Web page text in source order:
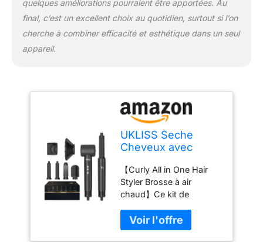
cheveux semi-secs /
cheveux normaux,
adapté au coiffage. ➤ 3 :
bouclés, adapté à
l'utilisation hivernale,
cheveux secs
rapidement. air hairstyler
Répondez à tous vos
style, soyez la reine la
plus rayonnante. 【Un
design unique】Le set 6
un sèche-cheveux avec
le design populaire de la
quelques améliorations pourraient être apportées. Au
final, c’est un excellent choix au quotidien, surtout si l’on
cherche à combiner efficacité et esthétique dans un seul
appareil.
UKLISS Seche
Cheveux avec
TR/MIM, Nouveau
Brosse Soufflante 7
en 1 avce Sèche
Cheveux, Diffuseur
Boucle, Air Fer à
Boucler, Brosse
【Curly All in One Hair
Styler Brosse à air
chaud】Ce kit de
1 comprend 1 * sèche-
cheveux, 1 *brosse à air